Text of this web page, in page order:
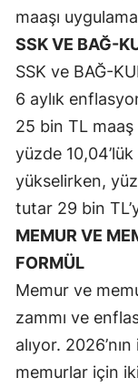
maaşı
SSK VE BAĞ-
SSK ve BAĞ-
6 aylık
25 bin TL maaş
yüzde
yükselirken,
tutar 29 bin
MEMUR VE
FORMÜL
Memur ve
zammı ve
alıyor.
memurlar için